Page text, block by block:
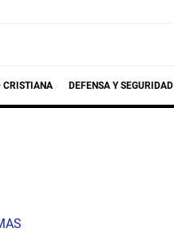
CRISTIANA DEFENSA Y SEGURIDAD